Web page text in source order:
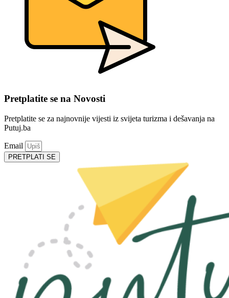
Pretplatite se na Novosti
Pretplatite se za najnovnije vijesti iz svijeta turizma i dešavanja na
Putuj.ba
Email
PRETPLATI SE